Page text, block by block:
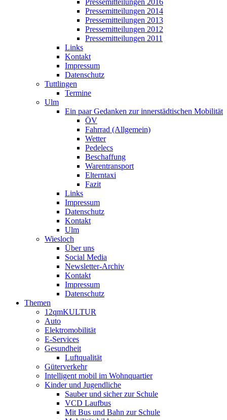
Pressemitteilungen 2016
Pressemitteilungen 2014
Pressemitteilungen 2013
Pressemitteilungen 2012
Pressemitteilungen 2011
Links
Kontakt
Impressum
Datenschutz
Tuttlingen
Termine
Ulm
Ein paar Gedanken zur innerstädtischen Mobilität
ÖV
Fahrrad (Allgemein)
Wetter
Pedelecs
Beschaffung
Warentransport
Elterntaxi
Fazit
Links
Impressum
Datenschutz
Kontakt
Ulm
Wiesloch
Über uns
Social Media
Newsletter-Archiv
Kontakt
Impressum
Datenschutz
Themen
12qmKULTUR
Auto
Elektromobilität
E-Services
Gesundheit
Luftqualität
Güterverkehr
Intelligent mobil im Wohnquartier
Kinder und Jugendliche
Sauber und sicher zur Schule
VCD Laufbus
Mit Bus und Bahn zur Schule